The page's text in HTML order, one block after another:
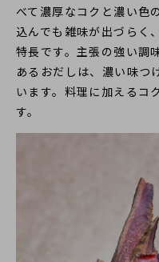
べて濃厚なコクと濃い色
込んでも雑味が出づらく
特長です。主張の強い調
あるおだしは、濃い味つ
います。料理に加えるコ
す。